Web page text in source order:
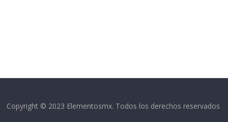
Copyright © 2023 Elementosmx. Todos los derechos reservados